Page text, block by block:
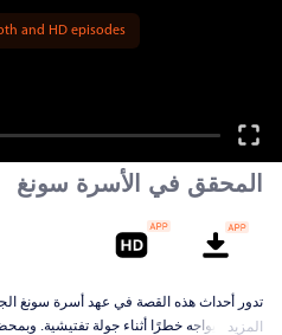
and HD episodes
المحقق في الأسرة سونغ
تدور أحداث هذه القصة في عهد أسرة سونغ
قضائي، يواجه خطرًا أثناء جولة تفتيشية. وبمحض
المزيد